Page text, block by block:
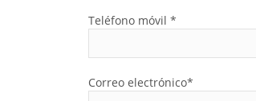
Teléfono móvil *
Correo electrónico*